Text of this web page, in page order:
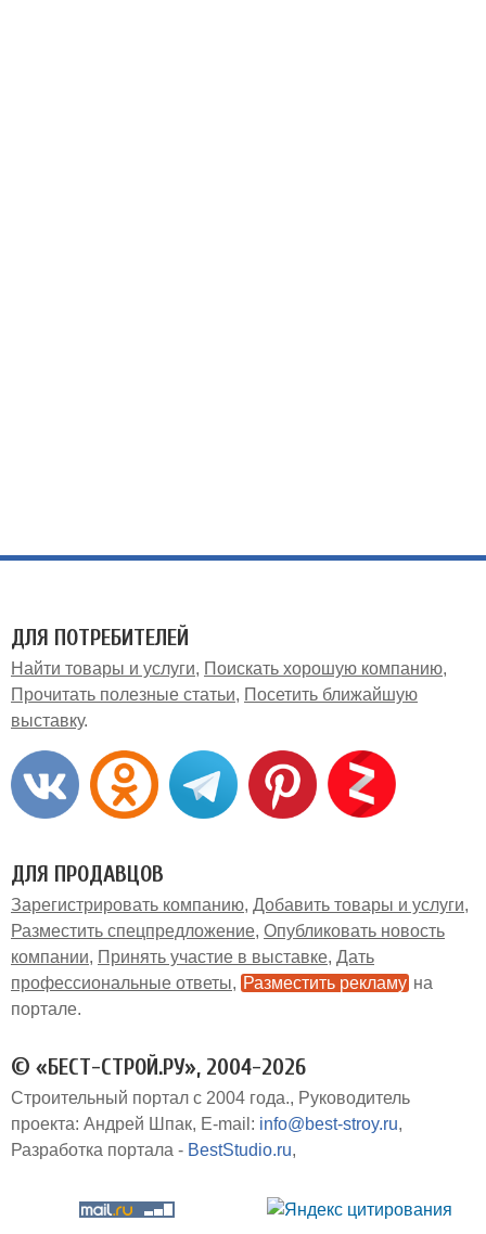
ДЛЯ ПОТРЕБИТЕЛЕЙ
Найти товары и услуги
Поискать хорошую компанию
Прочитать полезные статьи
Посетить ближайшую
выставку
ДЛЯ ПРОДАВЦОВ
Зарегистрировать компанию Добавить товары и услуги
Разместить спецпредложение Опубликовать новость
компании
Принять участие в выставке Дать
профессиональные ответы
Разместить рекламу на
портале
© «БЕСТ-СТРОЙ.РУ», 2004-2026
Строительный портал с 2004 года.
Руководитель
проекта: Андрей Шпак E-mail: info@best-stroy.ru
Разработка портала - BestStudio.ru